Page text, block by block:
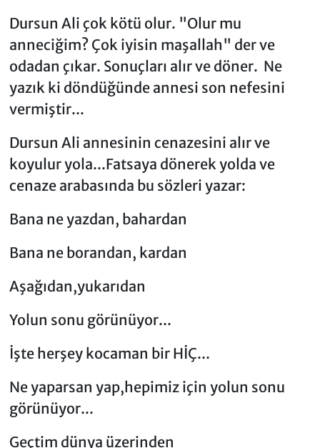
Dursun Ali çok kötü olur. "Olur mu
anneciğim? Çok iyisin maşallah" der ve
odadan çıkar. Sonuçları alır ve döner. Ne
yazık ki döndüğünde annesi son nefesini
vermiştir...
Dursun Ali annesinin cenazesini alır ve
koyulur yola...Fatsaya dönerek yolda ve
cenaze arabasında bu sözleri yazar:
Bana ne yazdan, bahardan
Bana ne borandan, kardan
Aşağıdan,yukarıdan
Yolun sonu görünüyor...
İşte herşey kocaman bir HİÇ...
Ne yaparsan yap,hepimiz için yolun sonu
görünüyor...
Geçtim dünya üzerinden